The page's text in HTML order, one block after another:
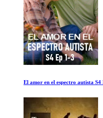
La singular vida de Ibelin